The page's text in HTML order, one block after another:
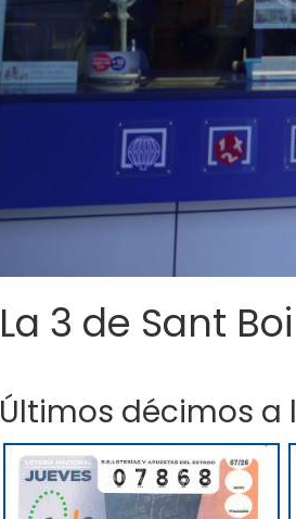
La 3 de Sant Boi
Últimos décimos a